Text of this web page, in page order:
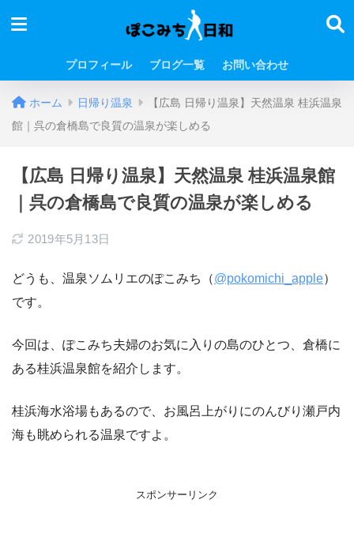
プロフィール ブログ一覧 お問い合わせ
ホーム 日帰り温泉
【広島 日帰り温泉】天然温泉 桂浜温泉
館｜呉の倉橋島で良質の温泉が楽しめる
【広島 日帰り温泉】天然温泉 桂浜温泉館
｜呉の倉橋島で良質の温泉が楽しめる
2019年5月13日
どうも、温泉ソムリエのぽこみち（@pokomichi_apple）
です。
今回は、ぽこみち夫婦のお気に入りの島のひとつ、倉橋に
ある桂浜温泉館を紹介します。
桂浜海水浴場もあるので、お風呂上がりにのんびり瀬戸内
海も眺められる温泉ですよ。
スポンサーリンク